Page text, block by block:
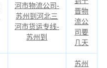
河市物流公司-
苏州到河北三
河市货运专线-
苏州到
晋物
流公
司要
几天
苏州